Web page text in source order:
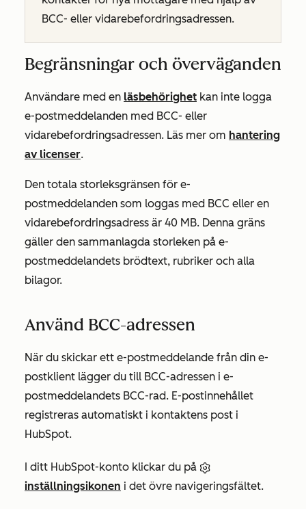
BCC- eller vidarebefordringsadressen.
Begränsningar och överväganden
Användare med en läsbehörighet kan inte logga
e-postmeddelanden med BCC- eller
vidarebefordringsadressen. Läs mer om hantering
av licenser.
Den totala storleksgränsen för e-
postmeddelanden som loggas med BCC eller en
vidarebefordringsadress är 40 MB. Denna gräns
gäller den sammanlagda storleken på e-
postmeddelandets brödtext, rubriker och alla
bilagor.
Använd BCC-adressen
När du skickar ett e-postmeddelande från din e-
postklient lägger du till BCC-adressen i e-
postmeddelandets BCC-rad. E-postinnehållet
registreras automatiskt i kontaktens post i
HubSpot.
I ditt HubSpot-konto klickar du på
inställningsikonen i det övre navigeringsfältet.